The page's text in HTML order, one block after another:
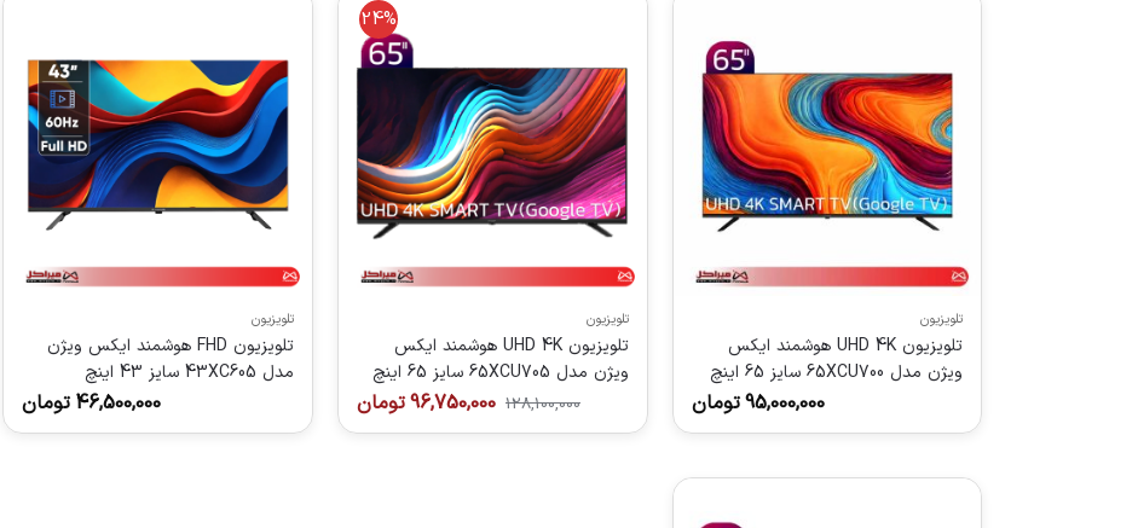
تلویزیون
تلویزیون UHD 4K هوشمند ایکس
ویژن مدل 65XCU700 سایز 65 اینچ
95,000,000تومان
24%
تلویزیون
تلویزیون UHD 4K هوشمند ایکس
ویژن مدل 65XCU705 سایز 65 اینچ
128,100,000
96,750,000تومان
تلویزیون
تلویزیون FHD هوشمند ایکس ویژن
مدل 43XC605 سایز 43 اینچ
46,500,000 تومان